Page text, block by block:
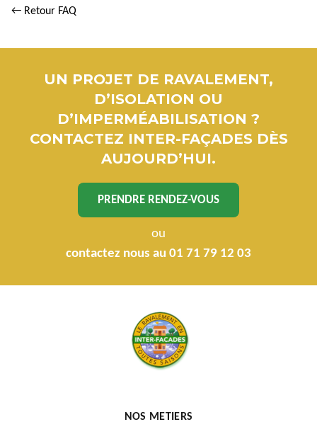
← Retour FAQ
UN PROJET DE RAVALEMENT,
D’ISOLATION OU
D’IMPERMÉABILISATION ?
CONTACTEZ INTER-FAÇADES DÈS
AUJOURD’HUI.
PRENDRE RENDEZ-VOUS
ou
contactez nous au 01 71 79 12 03
NOS METIERS